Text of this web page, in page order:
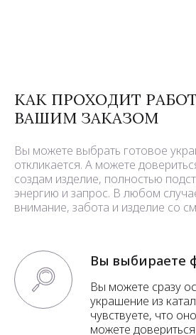
КАК ПРОХОДИТ
ВАШИМ ЗАКАЗОМ
Вы можете выбрать готовое
откликается. А можете
создам изделие, полностью
энергию и запрос. В любом
внимание, забота и изделие со
Вы выбираете
Вы можете сразу
украшение из
чувствуете, что
можете